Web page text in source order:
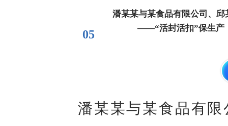
05
潘某某与某食品有限公司、
——“活封活扣”保生产
潘某某与某食品有